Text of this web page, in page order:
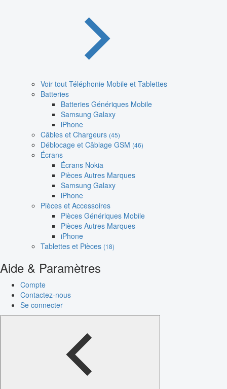
Voir tout Téléphonie Mobile et Tablettes
Batteries
Batteries Génériques Mobile
Samsung Galaxy
iPhone
Câbles et Chargeurs (45)
Déblocage et Câblage GSM (46)
Écrans
Écrans Nokia
Pièces Autres Marques
Samsung Galaxy
iPhone
Pièces et Accessoires
Pièces Génériques Mobile
Pièces Autres Marques
iPhone
Tablettes et Pièces (18)
Aide & Paramètres
Compte
Contactez-nous
Se connecter